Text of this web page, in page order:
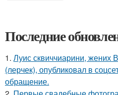
Последние
1. Луис сквиччиарини, жених
(лерчек), опубликовал в
обращение.